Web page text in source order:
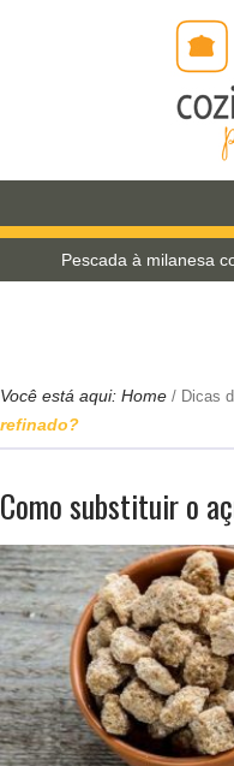
à milanesa com
Você está aqui: Home / Dicas
refinado?
Como substituir o